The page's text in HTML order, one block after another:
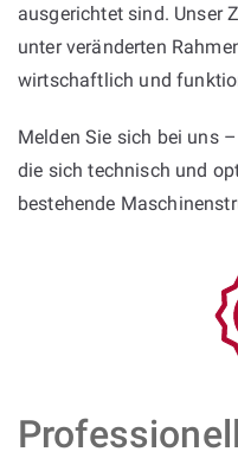
ausgerichtet sind. Unser
unter veränderten
wirtschaftlich und
Melden Sie sich bei uns
die sich technisch und
bestehende